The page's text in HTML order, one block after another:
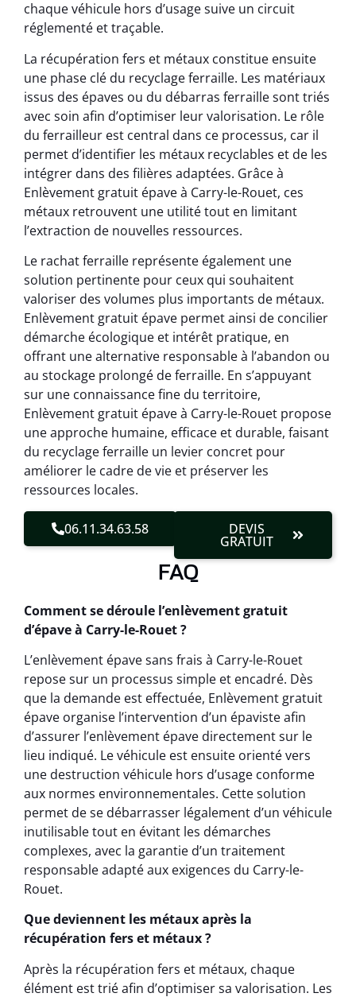
chaque véhicule hors d’usage suive un circuit
réglementé et traçable.
La récupération fers et métaux constitue ensuite
une phase clé du recyclage ferraille. Les matériaux
issus des épaves ou du débarras ferraille sont triés
avec soin afin d’optimiser leur valorisation. Le rôle
du ferrailleur est central dans ce processus, car il
permet d’identifier les métaux recyclables et de les
intégrer dans des filières adaptées. Grâce à
Enlèvement gratuit épave à Carry-le-Rouet, ces
métaux retrouvent une utilité tout en limitant
l’extraction de nouvelles ressources.
Le rachat ferraille représente également une
solution pertinente pour ceux qui souhaitent
valoriser des volumes plus importants de métaux.
Enlèvement gratuit épave permet ainsi de concilier
démarche écologique et intérêt pratique, en
offrant une alternative responsable à l’abandon ou
au stockage prolongé de ferraille. En s’appuyant
sur une connaissance fine du territoire,
Enlèvement gratuit épave à Carry-le-Rouet propose
une approche humaine, efficace et durable, faisant
du recyclage ferraille un levier concret pour
améliorer le cadre de vie et préserver les
ressources locales.
06.11.34.63.58 DEVIS
GRATUIT
FAQ
Comment se déroule l’enlèvement gratuit
d’épave à Carry-le-Rouet ?
L’enlèvement épave sans frais à Carry-le-Rouet
repose sur un processus simple et encadré. Dès
que la demande est effectuée, Enlèvement gratuit
épave organise l’intervention d’un épaviste afin
d’assurer l’enlèvement épave directement sur le
lieu indiqué. Le véhicule est ensuite orienté vers
une destruction véhicule hors d’usage conforme
aux normes environnementales. Cette solution
permet de se débarrasser légalement d’un véhicule
inutilisable tout en évitant les démarches
complexes, avec la garantie d’un traitement
responsable adapté aux exigences du Carry-le-
Rouet.
Que deviennent les métaux après la
récupération fers et métaux ?
Après la récupération fers et métaux, chaque
élément est trié afin d’optimiser sa valorisation. Les